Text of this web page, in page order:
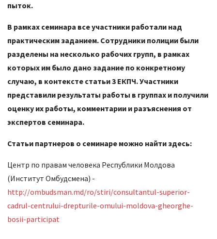
пыток.
В рамках семинара все участники работали над
практическим заданием. Сотрудники полиции были
разделены на несколько рабочих групп, в рамках
которых им было дано задание по конкретному
случаю, в контексте статьи 3 ЕКПЧ. Участники
представили результаты работы в группах и получили
оценку их работы, комментарии и разъяснения от
экспертов семинара.
Статьи партнеров о семинаре можно найти здесь:
Центр по правам человека Республики Молдова
(Институт Омбудсмена) -
http://ombudsman.md/ro/stiri/consultantul-superior-
cadrul-centrului-drepturile-omului-moldova-gheorghe-
bosii-participat